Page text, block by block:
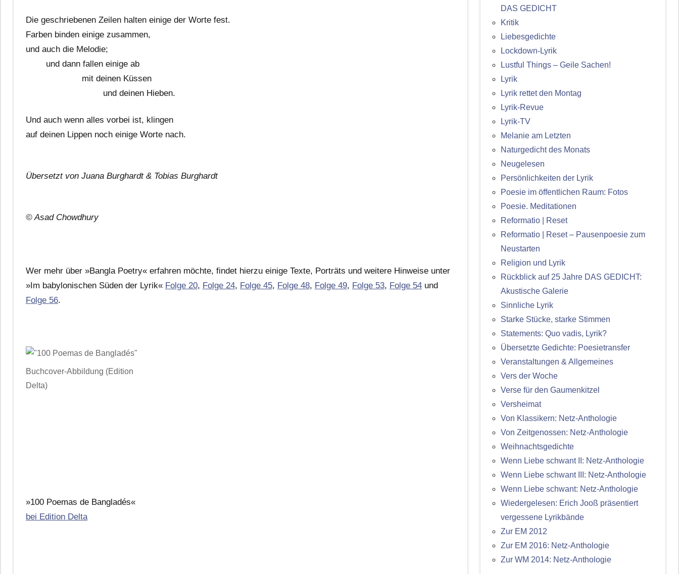
Die geschriebenen Zeilen halten einige der Worte fest.
Farben binden einige zusammen,
und auch die Melodie;
und dann fallen einige ab
mit deinen Küssen
und deinen Hieben.
Und auch wenn alles vorbei ist, klingen
auf deinen Lippen noch einige Worte nach.
Übersetzt von Juana Burghardt & Tobias Burghardt
© Asad Chowdhury
Wer mehr über »Bangla Poetry« erfahren möchte, findet hierzu einige Texte, Porträts und weitere Hinweise unter
»Im babylonischen Süden der Lyrik« Folge 20, Folge 24, Folge 45, Folge 48, Folge 49, Folge 53, Folge 54 und
Folge 56.
Buchcover-Abbildung (Edition
Delta)
»100 Poemas de Bangladés«
bei Edition Delta
DAS GEDICHT
Kritik
Liebesgedichte
Lockdown-Lyrik
Lustful Things – Geile Sachen!
Lyrik
Lyrik rettet den Montag
Lyrik-Revue
Lyrik-TV
Melanie am Letzten
Naturgedicht des Monats
Neugelesen
Persönlichkeiten der Lyrik
Poesie im öffentlichen Raum: Fotos
Poesie. Meditationen
Reformatio | Reset
Reformatio | Reset – Pausenpoesie zum
Neustarten
Religion und Lyrik
Rückblick auf 25 Jahre DAS GEDICHT:
Akustische Galerie
Sinnliche Lyrik
Starke Stücke, starke Stimmen
Statements: Quo vadis, Lyrik?
Übersetzte Gedichte: Poesietransfer
Veranstaltungen & Allgemeines
Vers der Woche
Verse für den Gaumenkitzel
Versheimat
Von Klassikern: Netz-Anthologie
Von Zeitgenossen: Netz-Anthologie
Weihnachtsgedichte
Wenn Liebe schwant II: Netz-Anthologie
Wenn Liebe schwant III: Netz-Anthologie
Wenn Liebe schwant: Netz-Anthologie
Wiedergelesen: Erich Jooß präsentiert
vergessene Lyrikbände
Zur EM 2012
Zur EM 2016: Netz-Anthologie
Zur WM 2014: Netz-Anthologie